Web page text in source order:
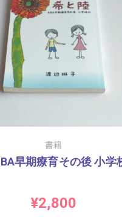
書籍
早期療育その後 小学
¥2,800